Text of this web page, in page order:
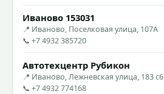
Иваново 153031
📍 Иваново, Поселковая улица, 107А
📞 +7 4932 385720
Автотехцентр Рубикон
📍 Иваново, Лежневская улица, 183 с6
📞 +7 4932 774168